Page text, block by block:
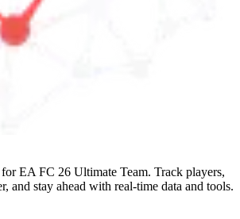
EA FC 26 Ultimate Team. Track players,
and stay ahead with real-time data and tools.